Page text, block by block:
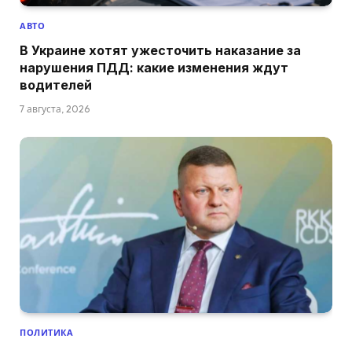
АВТО
В Украине хотят ужесточить наказание за
нарушения ПДД: какие изменения ждут
водителей
7 августа, 2026
ПОЛИТИКА